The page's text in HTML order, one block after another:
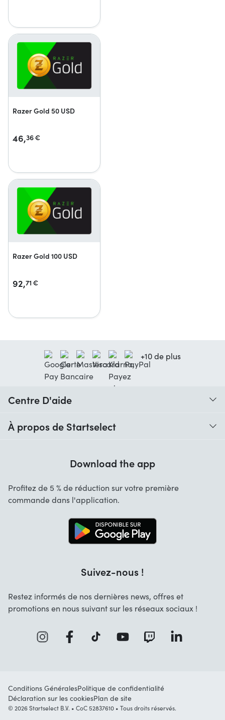
Razer Gold 50 USD
46,36€
Razer Gold 100 USD
92,71€
+10 de plus
Centre D'aide
Aide avec les codes
Contact
À propos de Startselect
Startselect App
Recrutement
Solutions d'entreprise
Download the app
Profitez de 5 % de réduction sur votre première
commande dans l'application.
Suivez-nous !
Restez informés de nos dernières news, offres et
promotions en nous suivant sur les réseaux sociaux !
Conditions GénéralesPolitique de confidentialité
Déclaration sur les cookiesPlan de site
© 2026 Startselect B.V. • CoC 52837610 • Tous droits réservés.